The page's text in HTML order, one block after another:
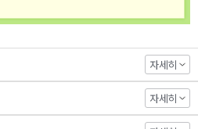
자세히
자세히